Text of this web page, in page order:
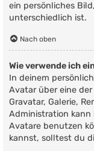
ein persönliches
unterschiedlich ist.
Nach oben
Wie verwende ich
In deinem
Avatar über eine
Gravatar, Galerie,
Administration
Avatare benutzen
kannst, solltest du